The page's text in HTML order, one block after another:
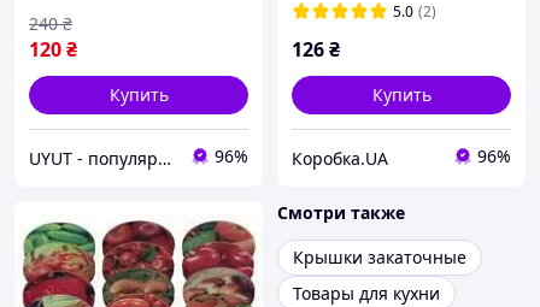
овощи) Полинка
120₴
240 ₴
Купить
UYUT - популярные товары премиум качества 96%
5.0 (2)
126₴
Купить
Коробка.UA 96%
Смотри также
Крышки закаточные
Товары для кухни